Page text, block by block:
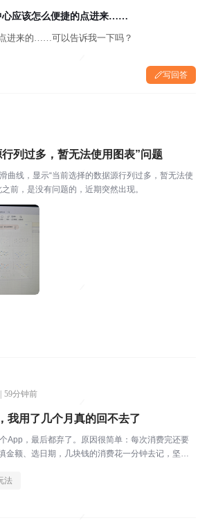
心应该怎么便捷的点进来……
进来的……可以告诉我一下吗？
写回答
列过多，暂无法使用图表”问题
曲线，显示“当前选择的数据源行列过多，暂无法使
前，是没有问题的，近期突然出现。
59分钟前
我用了几个月真的回不去了
App，最后都弃了。原因很简单：每次消费完还要
金额、选日期，几块钱的消费花一分钟去记，坚持
信或支付宝的账单截...
法